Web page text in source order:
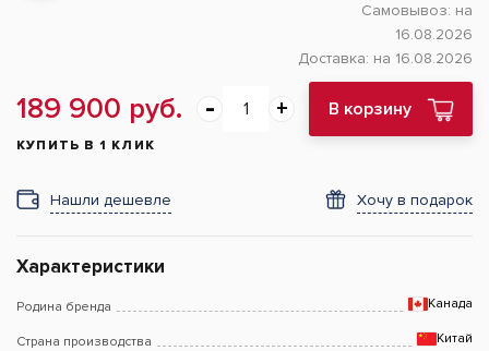
Самовывоз: на
16.08.2026
Доставка: на 16.08.2026
189 900 руб. В корзину
КУПИТЬ В 1 КЛИК
Нашли дешевле Хочу в подарок
Характеристики
Родина бренда Канада
Страна производства Китай